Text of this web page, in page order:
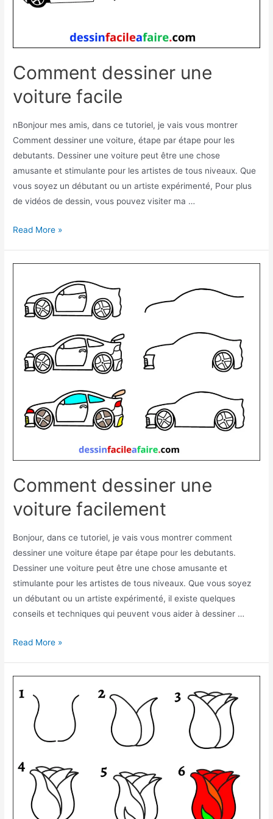
Comment dessiner une
voiture facile
nBonjour mes amis, dans ce tutoriel, je vais vous montrer
Comment dessiner une voiture, étape par étape pour les
debutants. Dessiner une voiture peut être une chose
amusante et stimulante pour les artistes de tous niveaux. Que
vous soyez un débutant ou un artiste expérimenté, Pour plus
de vidéos de dessin, vous pouvez visiter ma …
Comment
Read More »
Comment dessiner une
voiture facilement
Bonjour, dans ce tutoriel, je vais vous montrer comment
dessiner une voiture étape par étape pour les debutants.
Dessiner une voiture peut être une chose amusante et
stimulante pour les artistes de tous niveaux. Que vous soyez
un débutant ou un artiste expérimenté, il existe quelques
conseils et techniques qui peuvent vous aider à dessiner …
Comment
voiture facilement
Read More »